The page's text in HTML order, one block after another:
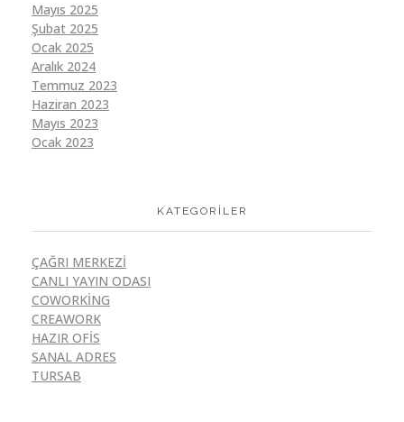
Mayıs 2025
Şubat 2025
Ocak 2025
Aralık 2024
Temmuz 2023
Haziran 2023
Mayıs 2023
Ocak 2023
KATEGORILER
ÇAĞRI MERKEZI
CANLI YAYIN ODASI
COWORKING
CREAWORK
HAZIR OFIS
SANAL ADRES
TURSAB